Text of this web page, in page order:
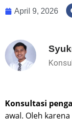
April 9, 2026
Konsultasi
awal. Oleh